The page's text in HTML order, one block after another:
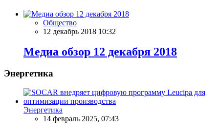
Общество
12 декабрь 2018 10:32
Meдиа обзор 12 декабря 2018
Энергетика
Энергетика
14 февраль 2025, 07:43